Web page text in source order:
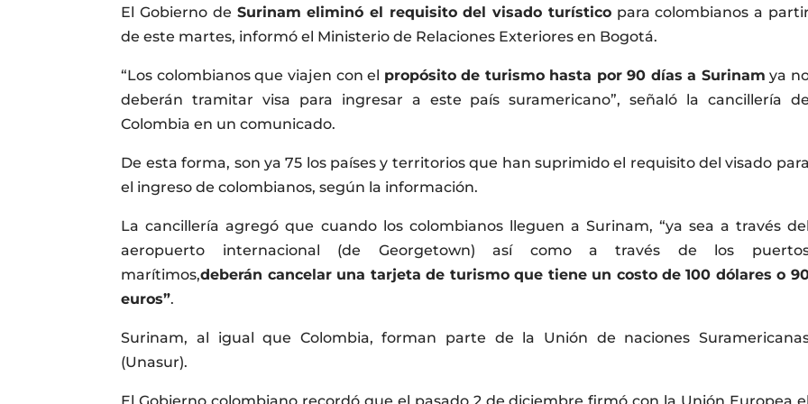
El Gobierno de Surinam eliminó el requisito del visado turísticopara colombianos a partir
de este martes, informó el Ministerio de Relaciones Exteriores en Bogotá.
“Los colombianos que viajen con el propósito de turismo hasta por 90 días a Surinam ya
deberán tramitar visa para ingresar a este país suramericano”, señaló la cancillería de
Colombia en un comunicado.
De esta forma, son ya 75 los países y territorios que han suprimido el requisito del visado para
el ingreso de colombianos, según la información.
La cancillería agregó que cuando los colombianos lleguen a Surinam, “ya sea a través del
aeropuerto internacional (de Georgetown) así como a través de los
marítimos,deberán cancelar una tarjeta de turismo que tiene un costo de 100 dólares o
euros”.
Surinam, al igual que Colombia, forman parte de la Unión de naciones
(Unasur).